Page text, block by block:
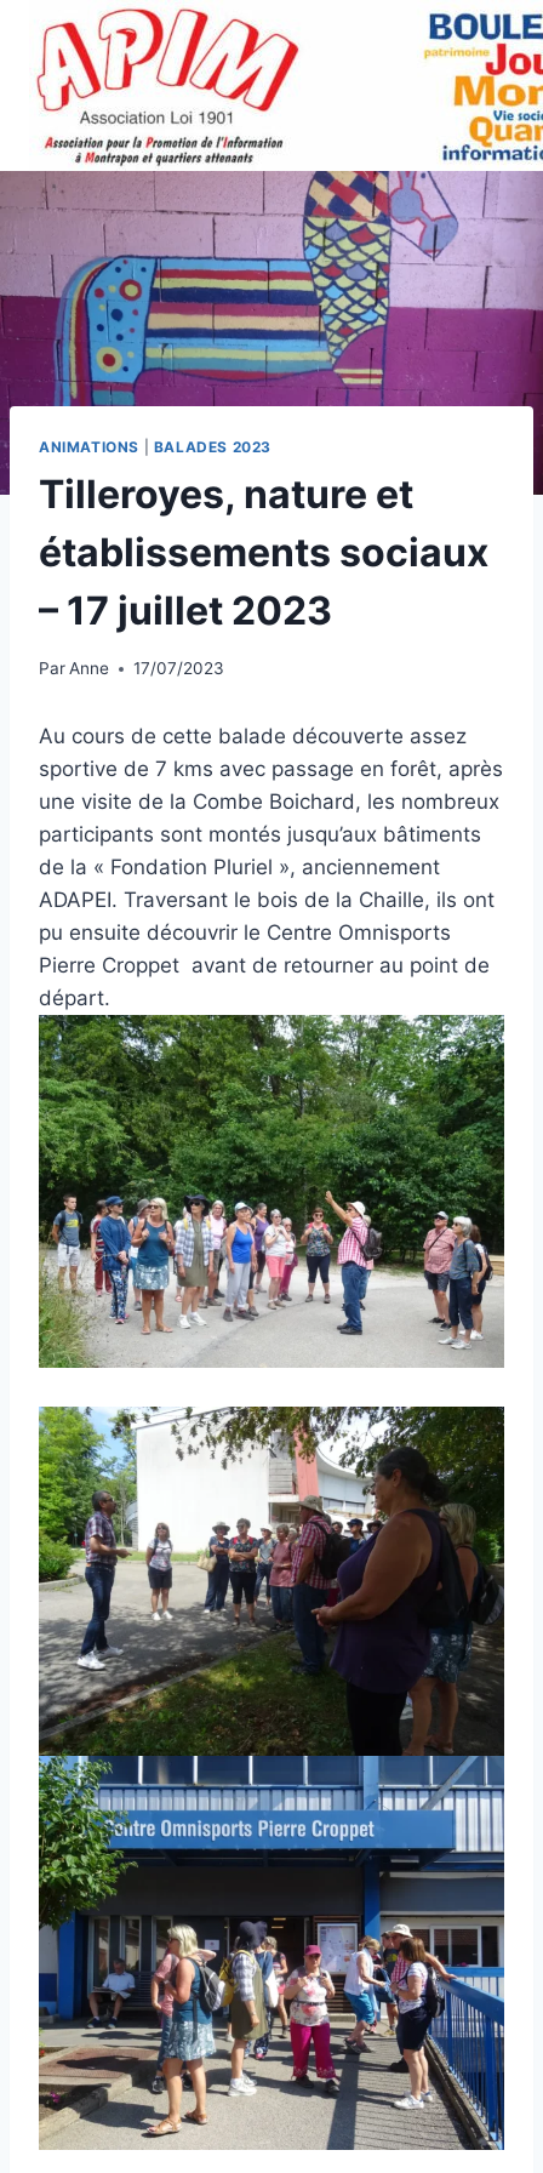
contenu
ANIMATIONS BALADES 2023
Tilleroyes, nature et
établissements sociaux
– 17 juillet 2023
ParAnne 17/07/2023
Au cours de cette balade découverte assez
sportive de 7 kms avec passage en forêt, après
une visite de la Combe Boichard, les nombreux
participants sont montés jusqu’aux bâtiments
de la « Fondation Pluriel », anciennement
ADAPEI. Traversant le bois de la Chaille, ils ont
pu ensuite découvrir le Centre Omnisports
Pierre Croppet avant de retourner au point de
départ.